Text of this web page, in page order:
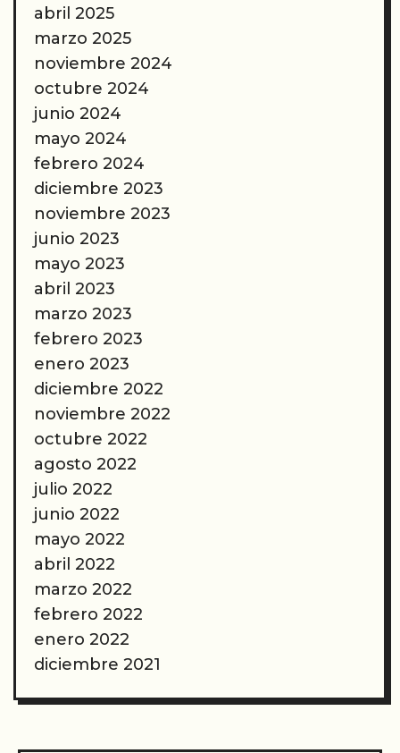
abril 2025
marzo 2025
noviembre 2024
octubre 2024
junio 2024
mayo 2024
febrero 2024
diciembre 2023
noviembre 2023
junio 2023
mayo 2023
abril 2023
marzo 2023
febrero 2023
enero 2023
diciembre 2022
noviembre 2022
octubre 2022
agosto 2022
julio 2022
junio 2022
mayo 2022
abril 2022
marzo 2022
febrero 2022
enero 2022
diciembre 2021